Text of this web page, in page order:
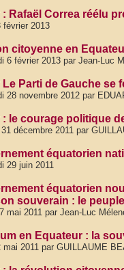
: Rafaël Correa réélu
février 2013
citoyenne en
6 février 2013 par Jean-Luc
Le Parti de Gauche
28 novembre 2012 par
: le courage politique
décembre 2011 par
équatorien
29 juin 2011
équatorien
souverain : le peuple
mai 2011 par Jean-Luc
en Equateur : la
mai 2011 par GUILLAUME